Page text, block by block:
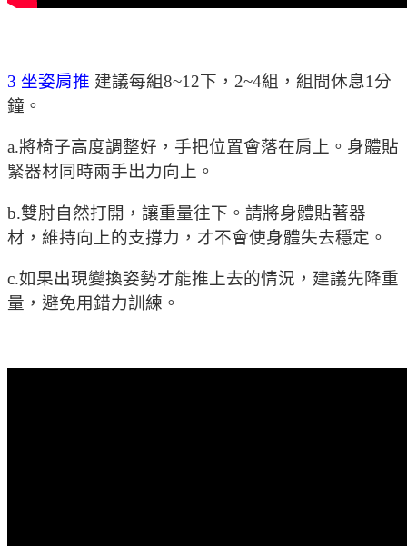
3 坐姿肩推 建議每組8~12下，2~4組，組間休息1分
鐘。
a.將椅子高度調整好，手把位置會落在肩上。身體貼
緊器材同時兩手出力向上。
b.雙肘自然打開，讓重量往下。請將身體貼著器
材，維持向上的支撐力，才不會使身體失去穩定。
c.如果出現變換姿勢才能推上去的情況，建議先降重
量，避免用錯力訓練。